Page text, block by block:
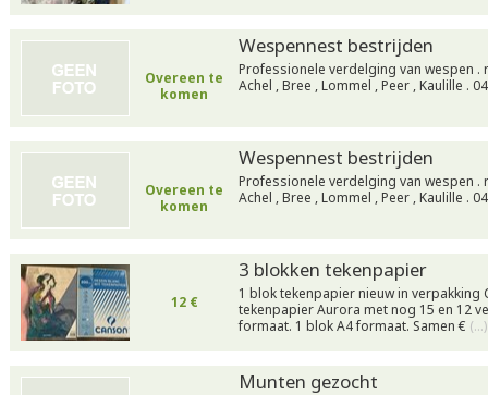
Overeen te
komen
Wespennest bestrijden
Professionele verdelging van wespen .
Achel , Bree , Lommel , Peer , Kaulille .
Overeen te
komen
Wespennest bestrijden
Professionele verdelging van wespen .
Achel , Bree , Lommel , Peer , Kaulille .
12 €
3 blokken tekenpapier
1 blok tekenpapier nieuw in verpakking
tekenpapier Aurora met nog 15 en 12
formaat. 1 blok A4 formaat. Samen € (…)
Munten gezocht